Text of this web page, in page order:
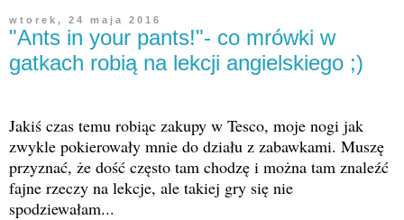
wtorek, 24 maja 2016
"Ants in your pants!"- co mrówki w
gatkach robią na lekcji angielskiego ;)
Jakiś czas temu robiąc zakupy w Tesco, moje nogi jak
zwykle pokierowały mnie do działu z zabawkami. Muszę
przyznać, że dość często tam chodzę i można tam znaleźć
fajne rzeczy na lekcje, ale takiej gry się nie
spodziewałam...